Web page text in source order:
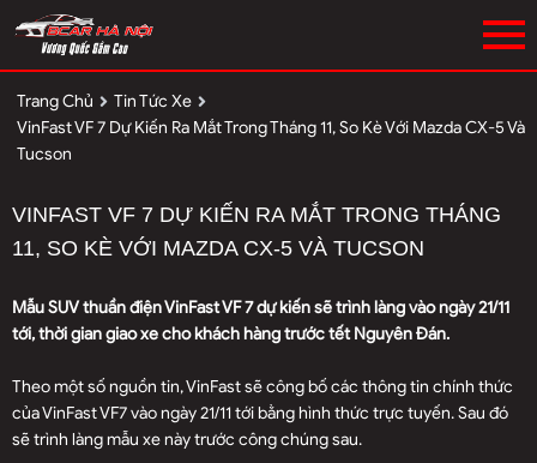
Trang Chủ
Tin Tức Xe
VinFast VF 7 Dự Kiến Ra Mắt Trong Tháng 11, So Kè Với Mazda CX-5 Và
Tucson
VINFAST VF 7 DỰ KIẾN RA MẮT TRONG THÁNG
11, SO KÈ VỚI MAZDA CX-5 VÀ TUCSON
Mẫu SUV thuần điện VinFast VF 7 dự kiến sẽ trình làng vào ngày 21/11
tới, thời gian giao xe cho khách hàng trước tết Nguyên Đán.
Theo một số nguồn tin, VinFast sẽ công bố các thông tin chính thức
của VinFast VF7 vào ngày 21/11 tới bằng hình thức trực tuyến. Sau đó
sẽ trình làng mẫu xe này trước công chúng sau.